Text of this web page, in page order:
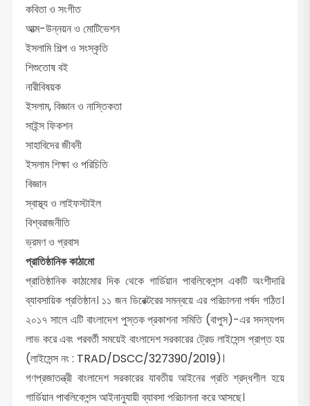
কবিতা ও সংগীত
আত্ম-উন্নয়ন ও মোটিভেশন
ইসলামি শিল্প ও সংস্কৃতি
শিশুতোষ বই
নারীবিষয়ক
ইসলাম, বিজ্ঞান ও নাস্তিকতা
সাইন্স ফিকশন
সাহাবিদের জীবনী
ইসলাম শিক্ষা ও পরিচিতি
বিজ্ঞান
স্বাস্থ্য ও লাইফস্টাইল
বিশ্বরাজনীতি
ভ্রমণ ও প্রবাস
প্রাতিষ্ঠানিক কাঠামো
প্রাতিষ্ঠানিক কাঠামোর দিক থেকে গার্ডিয়ান পাবলিকেশন্স একটি অংশীদারি
ব্যাবসায়িক প্রতিষ্ঠান। ১১ জন ডিরেক্টরের সমন্বয়ে এর পরিচালনা পর্ষদ গঠিত।
২০১৭ সালে এটি বাংলাদেশ পুস্তক প্রকাশনা সমিতি (বাপুস)-এর সদস্যপদ
লাভ করে এবং পরবর্তী সময়েই বাংলাদেশ সরকারের ট্রেড লাইসেন্স প্রাপ্ত হয়
(লাইসেন্স নং : TRAD/DSCC/327390/2019)।
গণপ্রজাতন্ত্রী বাংলাদেশ সরকারের যাবতীয় আইনের প্রতি শ্রদ্ধশীল হয়ে
গার্ডিয়ান পাবলিকেশন্স আইনানুযায়ী ব্যাবসা পরিচালনা করে আসছে।